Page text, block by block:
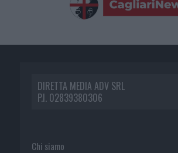
DIRETTA MEDIA ADV SRL
P.I. 02839380306
Chi siamo